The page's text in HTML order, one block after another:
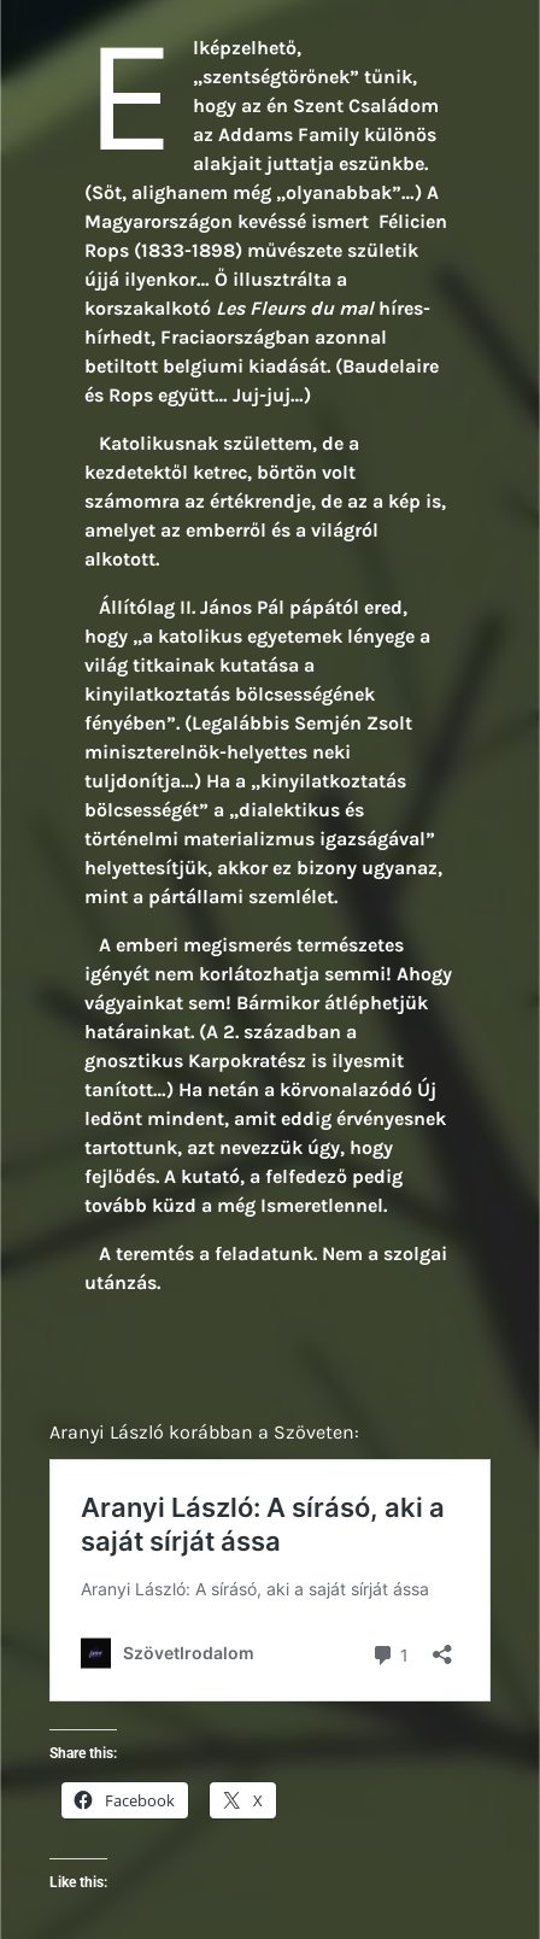
E
lképzelhető,
„szentségtörőnek” tűnik,
hogy az én Szent Családom
az Addams Family különös
alakjait juttatja eszünkbe.
(Sőt, alighanem még „olyanabbak”…) A
Magyarországon kevéssé ismert Félicien
Rops (1833-1898) művészete születik
újjá ilyenkor… Ő illusztrálta a
korszakalkotó Les Fleurs du malhíres-
hírhedt, Fraciaországban azonnal
betiltott belgiumi kiadását. (Baudelaire
és Rops együtt… Juj-juj…)
Katolikusnak születtem, de a
kezdetektől ketrec, börtön volt
számomra az értékrendje, de az a kép is,
amelyet az emberről és a világról
alkotott.
Állítólag II. János Pál pápától ered,
hogy „a katolikus egyetemek lényege a
világ titkainak kutatása a
kinyilatkoztatás bölcsességének
fényében”. (Legalábbis Semjén Zsolt
miniszterelnök-helyettes neki
tuljdonítja…) Ha a „kinyilatkoztatás
bölcsességét” a „dialektikus és
történelmi materializmus igazságával”
helyettesítjük, akkor ez bizony ugyanaz,
mint a pártállami szemlélet.
A emberi megismerés természetes
igényét nem korlátozhatja semmi! Ahogy
vágyainkat sem! Bármikor átléphetjük
határainkat. (A 2. században a
gnosztikus Karpokratész is ilyesmit
tanított…) Ha netán a körvonalazódó Új
ledönt mindent, amit eddig érvényesnek
tartottunk, azt nevezzük úgy, hogy
fejlődés. A kutató, a felfedező pedig
tovább küzd a még Ismeretlennel.
A teremtés a feladatunk. Nem a szolgai
utánzás.
Aranyi László korábban a Szöveten:
Share this:
Facebook X
Like this: